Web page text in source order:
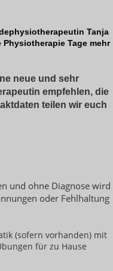
Tanja
Tage mehr
neue und sehr
empfehlen, die
teilen wir euch
und ohne Diagnose wird
oder Fehlhaltung
(sofern vorhanden) mit
für zu Hause